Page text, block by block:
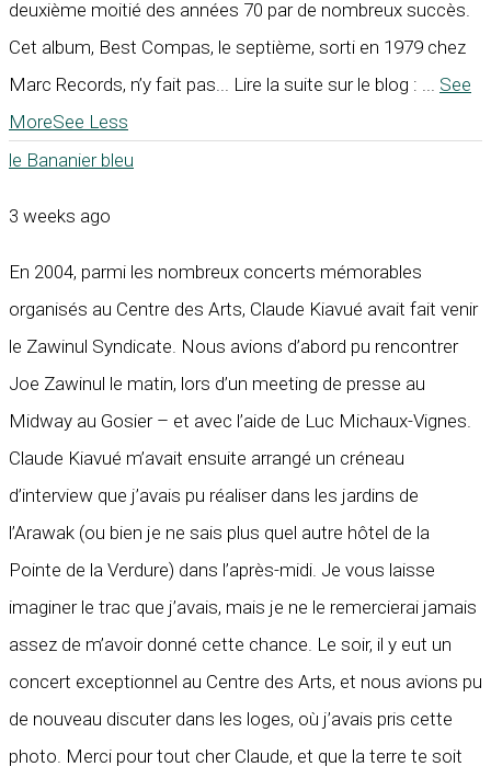
deuxième moitié des années 70 par de nombreux succès.
Cet album, Best Compas, le septième, sorti en 1979 chez
Marc Records, n’y fait pas... Lire la suite sur le blog : ... See
MoreSee Less
le Bananier bleu
3 weeks ago
En 2004, parmi les nombreux concerts mémorables
organisés au Centre des Arts, Claude Kiavué avait fait venir
le Zawinul Syndicate. Nous avions d’abord pu rencontrer
Joe Zawinul le matin, lors d’un meeting de presse au
Midway au Gosier – et avec l’aide de Luc Michaux-Vignes.
Claude Kiavué m’avait ensuite arrangé un créneau
d’interview que j’avais pu réaliser dans les jardins de
l’Arawak (ou bien je ne sais plus quel autre hôtel de la
Pointe de la Verdure) dans l’après-midi. Je vous laisse
imaginer le trac que j’avais, mais je ne le remercierai jamais
assez de m’avoir donné cette chance. Le soir, il y eut un
concert exceptionnel au Centre des Arts, et nous avions pu
de nouveau discuter dans les loges, où j’avais pris cette
photo. Merci pour tout cher Claude, et que la terre te soit